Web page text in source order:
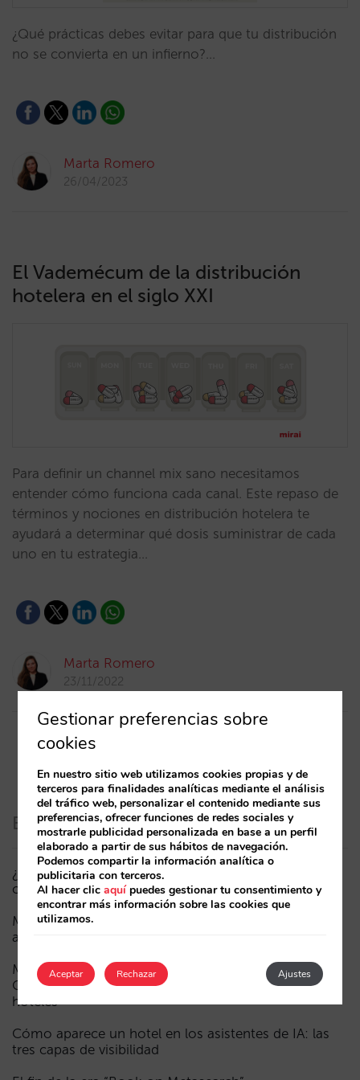
¿Qué prácticas debes evitar para que tu distribución
no se convierta en un infierno?…
Marta Romero
26/04/2023
El Vademécum de la distribución
hotelera en el siglo XXI
Para definir un channel mix sano necesitamos
entender cómo funciona cada canal. Este repaso de
términos y nociones en distribución hotelera te
ayudará a determinar qué dosis suministrar de cada
uno en tu estrategia…
Marta Romero
23/11/2022
Entradas recientes
¿Puede un Mundial reducir las reservas hoteleras? El
caso de México durante la FIFA World Cup 2026
Menos campañas, más inteligentes: manual IA para
actualizar el marketing digital de tu hotel (parte 1)
Madrid ante la Fórmula 1: aprendizajes del GP de
Catalunya y del GP de Ciudad de México para los
hoteles
Cómo aparece un hotel en los asistentes de IA: las
tres capas de visibilidad
Gestionar preferencias sobre
cookies
En nuestro sitio web utilizamos cookies propias y de
terceros para finalidades analíticas mediante el análisis
del tráfico web, personalizar el contenido mediante sus
preferencias, ofrecer funciones de redes sociales y
mostrarle publicidad personalizada en base a un perfil
elaborado a partir de sus hábitos de navegación.
Podemos compartir la información analítica o
publicitaria con terceros.
Al hacer clicaquípuedes gestionar tu consentimiento y
encontrar más información sobre las cookies que
utilizamos.
Aceptar Ajustes
Rechazar